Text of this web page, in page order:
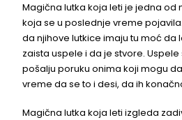
Magična lutka koja leti je jedna od
koja se u poslednje vreme
da njihove lutkice imaju tu moć da
zaista uspele i da je stvore.
pošalju poruku onima koji mogu
vreme da se to i desi, da ih
Magična lutka koja leti izgleda